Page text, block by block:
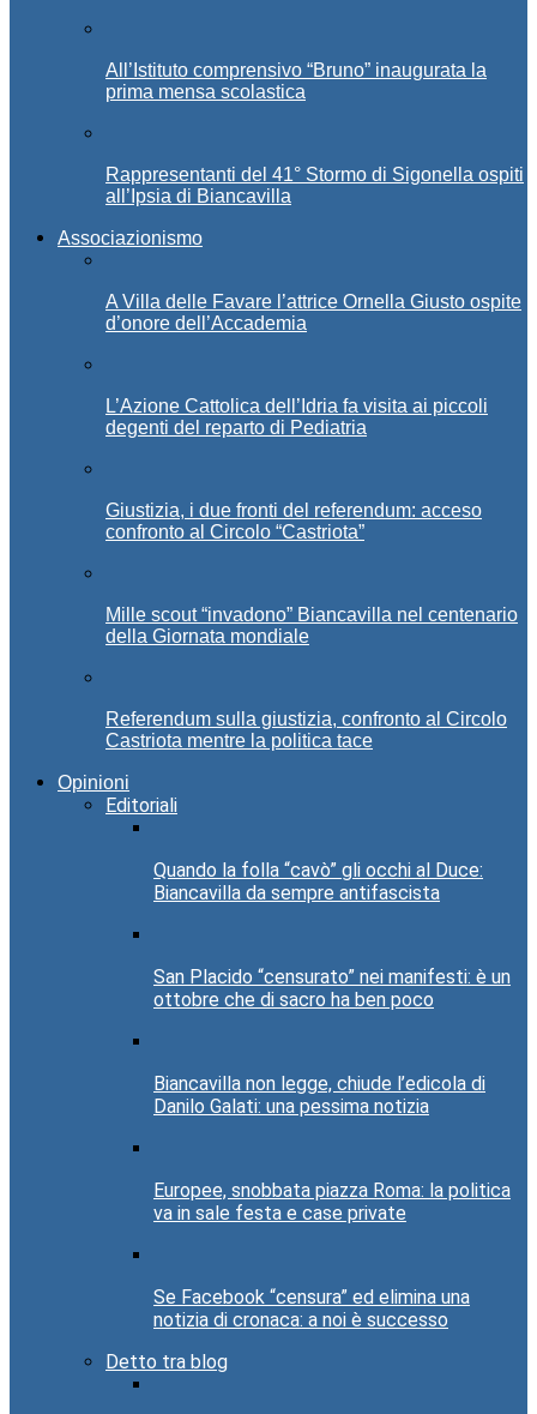
All’Istituto comprensivo “Bruno” inaugurata la
prima mensa scolastica
Rappresentanti del 41° Stormo di Sigonella ospiti
all’Ipsia di Biancavilla
Associazionismo
A Villa delle Favare l’attrice Ornella Giusto ospite
d’onore dell’Accademia
L’Azione Cattolica dell’Idria fa visita ai piccoli
degenti del reparto di Pediatria
Giustizia, i due fronti del referendum: acceso
confronto al Circolo “Castriota”
Mille scout “invadono” Biancavilla nel centenario
della Giornata mondiale
Referendum sulla giustizia, confronto al Circolo
Castriota mentre la politica tace
Opinioni
Editoriali
Quando la folla “cavò” gli occhi al Duce:
Biancavilla da sempre antifascista
San Placido “censurato” nei manifesti: è un
ottobre che di sacro ha ben poco
Biancavilla non legge, chiude l’edicola di
Danilo Galati: una pessima notizia
Europee, snobbata piazza Roma: la politica
va in sale festa e case private
Se Facebook “censura” ed elimina una
notizia di cronaca: a noi è successo
Detto tra blog